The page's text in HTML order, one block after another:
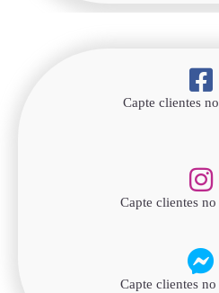
Capte clientes no
Capte clientes no
Capte clientes no